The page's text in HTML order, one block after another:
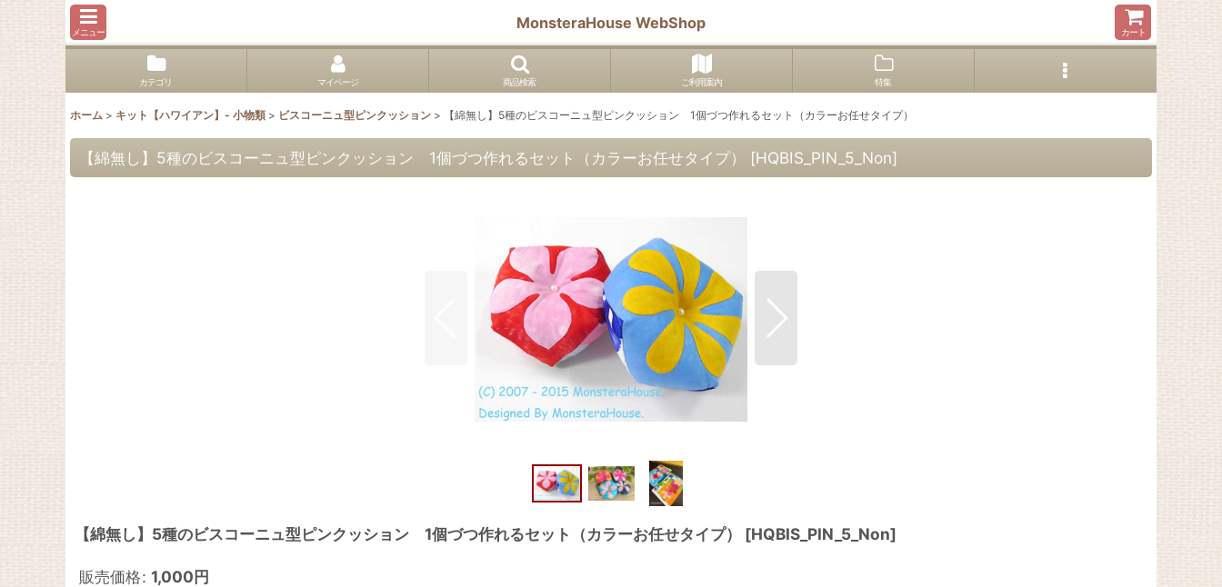
メニュー
MonsteraHouse WebShop
カート
カテゴリ マイページ 商品検索 ご利用案内 特集
ホーム > キット【ハワイアン】- 小物類 > ビスコーニュ型ピンクッション > 【綿無し】5種のビスコーニュ型ピンクッション 1個づつ作れるセット（カラーお任せタイプ）
【綿無し】5種のビスコーニュ型ピンクッション 1個づつ作れるセット（カラーお任せタイプ） [HQBIS_PIN_5_Non]
【綿無し】5種のビスコーニュ型ピンクッション 1個づつ作れるセット（カラーお任せタイプ） [HQBIS_PIN_5_Non]
販売価格: 1,000円